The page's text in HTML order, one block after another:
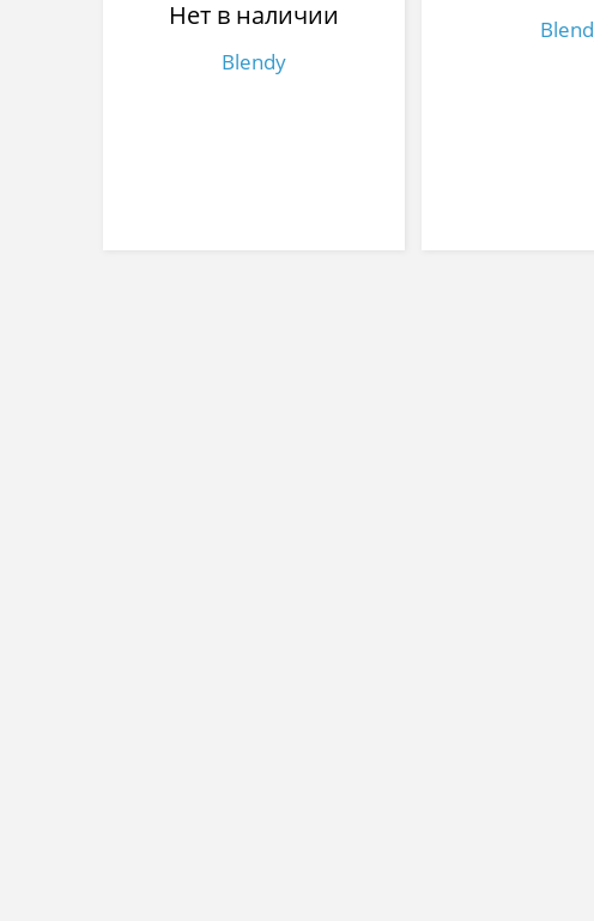
Нет в наличии
Blendy